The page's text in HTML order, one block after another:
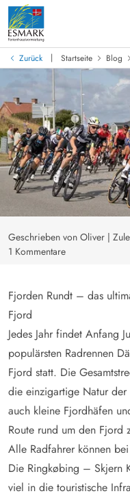
Zurück | Startseite Blog
Geschrieben von Oliver |
1 Kommentare
Fjorden Rundt – das
Fjord
Jedes Jahr findet Anfang
populärsten Radrennen
Fjord statt. Die
die einzigartige Natur
auch kleine Fjordhäfen
Route rund um den Fjord
Alle Radfahrer können
Die Ringkøbing – Skjern
viel in die touristische